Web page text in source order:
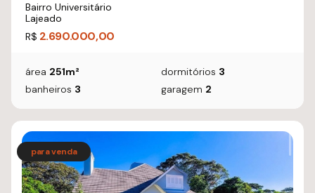
Bairro Universitário
Lajeado
R$ 2.690.000,00
área 251m² dormitórios 3
banheiros 3 garagem 2